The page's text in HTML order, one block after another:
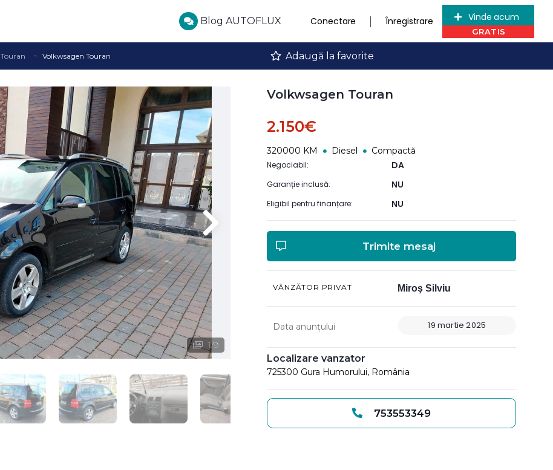
Blog AUTOFLUX Conectare Înregistrare Vinde acum
Touran Volkwsagen Touran Adaugă la favorite
1/9
Volkwsagen Touran
2.150€
320000 KM Diesel Compactă
Negociabil: DA
Garanție inclusă: NU
Eligibil pentru finanțare: NU
Trimite mesaj
VÂNZĂTOR PRIVAT Miroş Silviu
Data anunțului 19 martie 2025
Localizare vanzator
725300 Gura Humorului, România
753553349